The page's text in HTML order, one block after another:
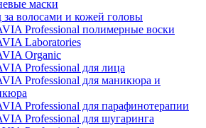
маски
за волосами и кожей головы
Professional полимерные воски
Laboratories
Organic
Professional для лица
Professional для маникюра и
Professional для парафинотерапии
Professional для шугаринга